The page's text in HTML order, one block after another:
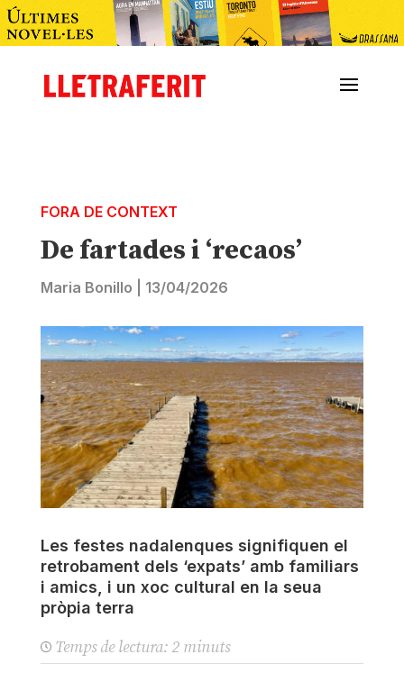
FORA DE CONTEXT
De fartades i ‘recaos’
Maria Bonillo 13/04/2026
Les festes nadalenques signifiquen el
retrobament dels ‘expats’ amb familiars
i amics, i un xoc cultural en la seua
pròpia terra
Temps de lectura: 2 minuts